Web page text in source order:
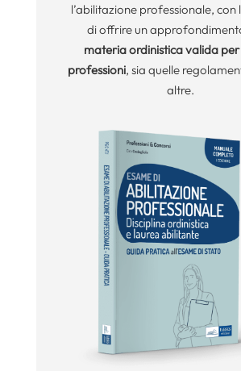
l’abilitazione professionale, con
di offrire un
materia ordinisticavalida
professioni, sia quelle
altre.